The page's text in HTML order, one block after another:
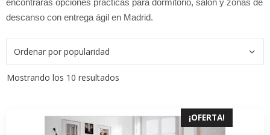
encontrarás opciones prácticas para dormitorio, salón y zonas de
descanso con entrega ágil en Madrid.
Mostrando los 10 resultados
¡OFERTA!